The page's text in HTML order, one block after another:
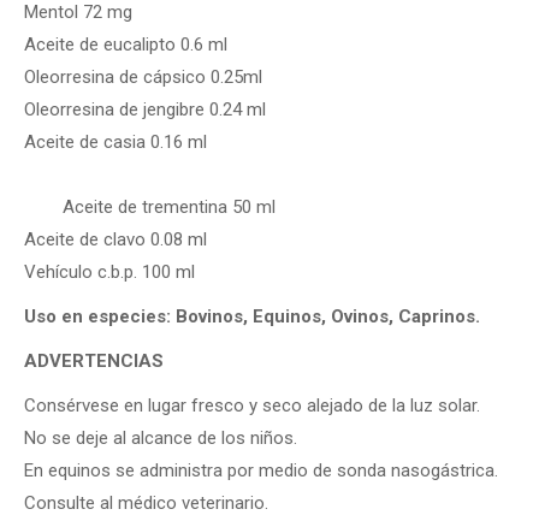
Mentol 72 mg
Aceite de eucalipto 0.6 ml
Oleorresina de cápsico 0.25ml
Oleorresina de jengibre 0.24 ml
Aceite de casia 0.16 ml
Aceite de trementina 50 ml
Aceite de clavo 0.08 ml
Vehículo c.b.p. 100 ml
Uso en especies: Bovinos, Equinos, Ovinos, Caprinos.
ADVERTENCIAS
Consérvese en lugar fresco y seco alejado de la luz solar.
No se deje al alcance de los niños.
En equinos se administra por medio de sonda nasogástrica.
Consulte al médico veterinario.